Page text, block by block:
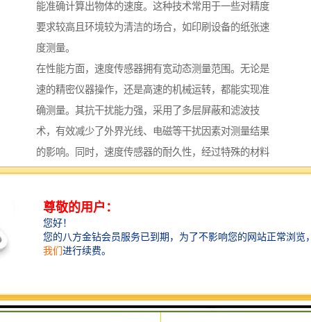
能准确计算出物体的速度。这种技术常用于一些对精度
要求较高且环境较为清洁的场合，如印刷设备的纸张速
度测量。
在性能方面，速度传感器拥有宽动态测量范围。无论是
速的精密仪器操作，还是高速的机械运转，都能实现准
确测量。其抗干扰能力强，采用了多层屏蔽和滤波技
术，有效减少了外界光线、电磁等干扰因素对测量结果
的影响。同时，速度传感器的耐久性，经过特殊的材料
处理和结构设计，能适应高强度的工作环境，延长了产
在应用场景中，速度传感器在设备中有着重要应用。例
如在跑步机等训练设备中，它可实时监测运动部件的速
度，为患者提供科学的训练指导。在智能交通领域，速
为交通流量分析和智能交通管理提供数据支持。总之，